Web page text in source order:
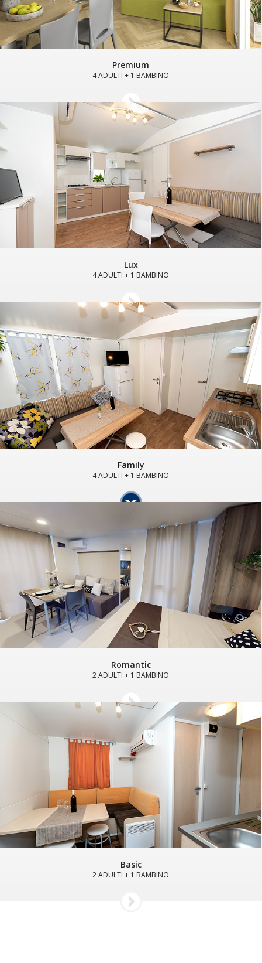
Premium
4 ADULTI + 1 BAMBINO
Lux
4 ADULTI + 1 BAMBINO
Family
4 ADULTI + 1 BAMBINO
Romantic
2 ADULTI + 1 BAMBINO
Basic
2 ADULTI + 1 BAMBINO